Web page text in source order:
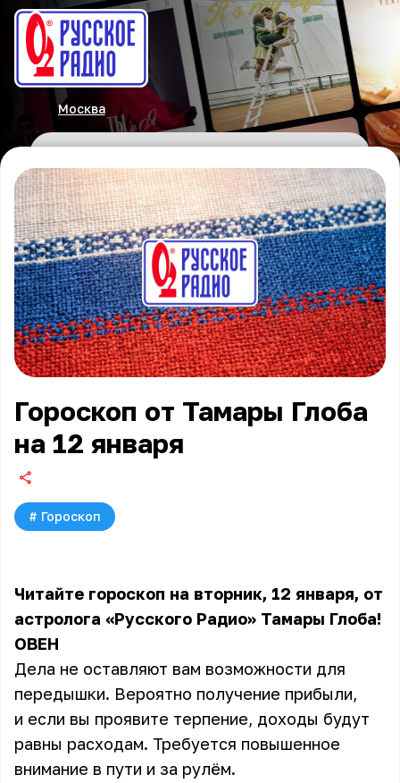
Москва
Гороскоп от Тамары Глоба
на 12 января
# Гороскоп
Читайте гороскоп на вторник, 12 января, от
астролога «Русского Радио» Тамары Глоба!
ОВЕН
Дела не оставляют вам возможности для
передышки. Вероятно получение прибыли,
и если вы проявите терпение, доходы будут
равны расходам. Требуется повышенное
внимание в пути и за рулём.